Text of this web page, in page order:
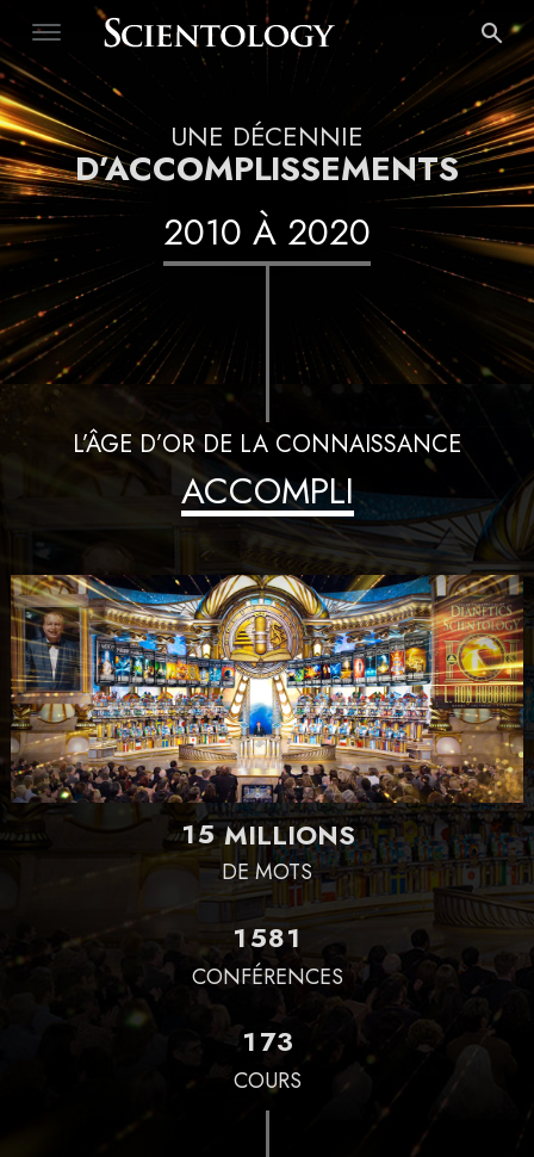
UNE DÉCENNIE
D’ACCOMPLISSEMENTS
2010 À 2020
L’ÂGE D’OR DE LA CONNAISSANCE
ACCOMPLI
15MILLIONS
DE MOTS
1581
CONFÉRENCES
173
COURS